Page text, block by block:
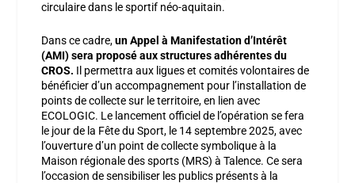
circulaire dans le sportif néo-aquitain.
Dans ce cadre,un Appel à Manifestation d’Intérêt
(AMI) sera proposé aux structures adhérentes du
CROS. Il permettra aux ligues et comités volontaires de
bénéficier d’un accompagnement pour l’installation de
points de collecte sur le territoire, en lien avec
ECOLOGIC. Le lancement officiel de l’opération se fera
le jour de la Fête du Sport, le 14 septembre 2025, avec
l’ouverture d’un point de collecte symbolique à la
Maison régionale des sports (MRS) à Talence. Ce sera
l’occasion de sensibiliser les publics présents à la